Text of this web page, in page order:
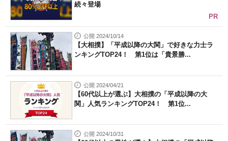
続々登場
PR
公開 2024/10/14
【大相撲】「平成以降の大関」で好きな力士ラ
ンキングTOP24！ 第1位は「貴景勝...
公開 2024/04/21
【60代以上が選ぶ】大相撲の「平成以降の大
関」人気ランキングTOP24！ 第1位...
公開 2024/10/31